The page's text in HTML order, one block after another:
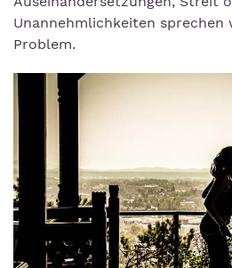
Unannehmlichkeiten sprechen
Problem.